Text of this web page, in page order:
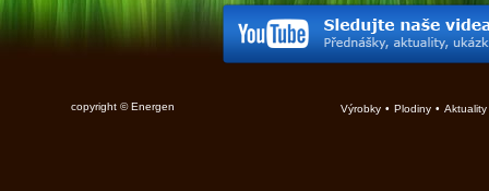
copyright © Energen Výrobky • Plodiny • Aktuality